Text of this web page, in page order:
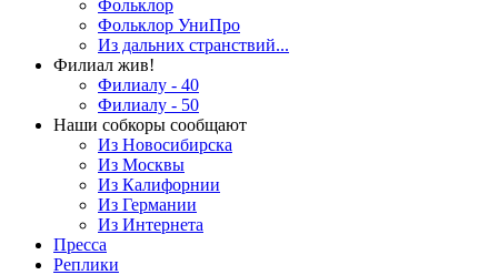
Фольклор
Фольклор УниПро
Из дальних странствий...
Филиал жив!
Филиалу - 40
Филиалу - 50
Наши собкоры сообщают
Из Новосибирска
Из Москвы
Из Калифорнии
Из Германии
Из Интернета
Пресса
Реплики